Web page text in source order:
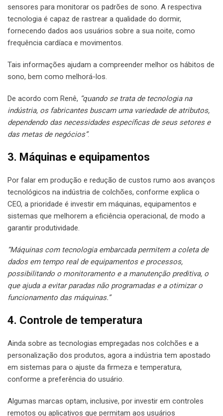
sensores para monitorar os padrões de sono. A respectiva
tecnologia é capaz de rastrear a qualidade do dormir,
fornecendo dados aos usuários sobre a sua noite, como
frequência cardíaca e movimentos.
Tais informações ajudam a compreender melhor os hábitos de
sono, bem como melhorá-los.
De acordo com Renê, “quando se trata de tecnologia na
indústria, os fabricantes buscam uma variedade de atributos,
dependendo das necessidades específicas de seus setores e
das metas de negócios”.
3. Máquinas e equipamentos
Por falar em produção e redução de custos rumo aos avanços
tecnológicos na indústria de colchões, conforme explica o
CEO, a prioridade é investir em máquinas, equipamentos e
sistemas que melhorem a eficiência operacional, de modo a
garantir produtividade.
“Máquinas com tecnologia embarcada permitem a coleta de
dados em tempo real de equipamentos e processos,
possibilitando o monitoramento e a manutenção preditiva, o
que ajuda a evitar paradas não programadas e a otimizar o
funcionamento das máquinas.”
4. Controle de temperatura
Ainda sobre as tecnologias empregadas nos colchões e a
personalização dos produtos, agora a indústria tem apostado
em sistemas para o ajuste da firmeza e temperatura,
conforme a preferência do usuário.
Algumas marcas optam, inclusive, por investir em controles
remotos ou aplicativos que permitam aos usuários